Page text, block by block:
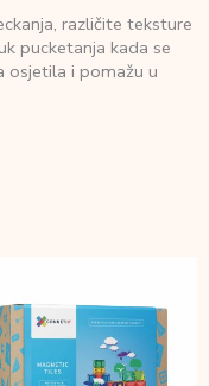
različite teksture
pucketanja kada se
osjetila i pomažu u